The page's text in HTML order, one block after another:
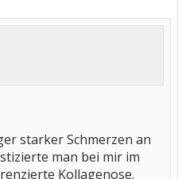
starker Schmerzen an
man bei mir im
Kollagenose.